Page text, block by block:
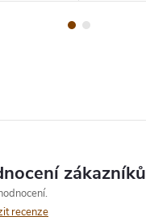
zákazníků
recenze